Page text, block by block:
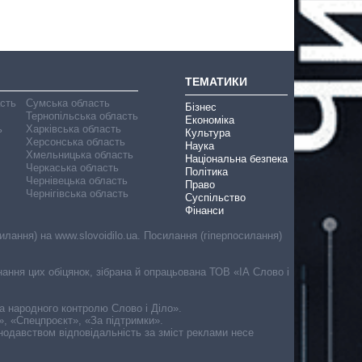
Сумська область
Тернопільська область
Харківська область
Херсонська область
Хмельницька область
Черкаська область
Чернівецька область
Чернігівська область
ТЕМАТИКИ
Бізнес
Економіка
Культура
Наука
Національна безпека
Політика
Право
Суспільство
Фінанси
на www.slovoidilo.ua. Посилання (гіперпосилання)
цих обіцянок, зібрана й опрацьована ТОВ «ІА Слово і
народного контролю Слово і Діло».
«Спецпроєкт», «За підтримки».
відповідальність за зміст реклами несе